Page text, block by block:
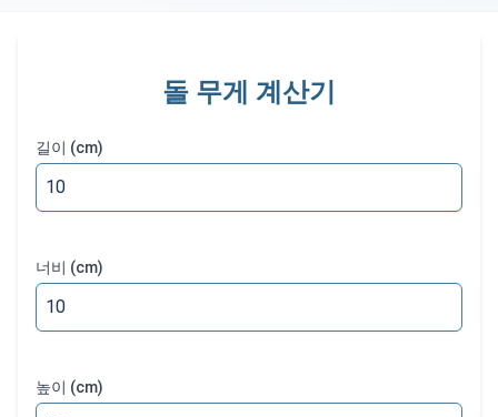
돌 무게 계산기
길이 (cm)
너비 (cm)
높이 (cm)